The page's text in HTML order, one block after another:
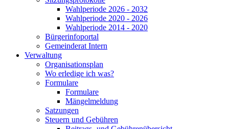
Wahlperiode 2026 - 2032
Wahlperiode 2020 - 2026
Wahlperiode 2014 - 2020
Bürgerinfoportal
Gemeinderat Intern
Verwaltung
Organisationsplan
Wo erledige ich was?
Formulare
Formulare
Mängelmeldung
Satzungen
Steuern und Gebühren